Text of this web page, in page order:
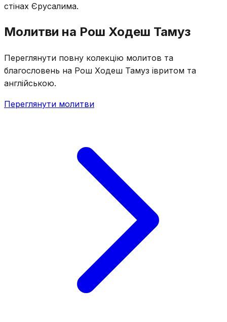
стінах Єрусалима.
Молитви на Рош Ходеш Тамуз
Переглянути повну колекцію молитов та
благословень на Рош Ходеш Тамуз івритом та
англійською.
Переглянути молитви